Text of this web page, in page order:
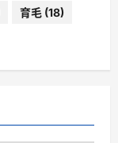
育毛 (18)